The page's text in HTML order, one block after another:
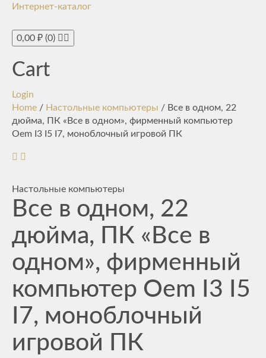
Интернет-каталог
0,00 ₽ (0)
Cart
Login
Home / Настольные компьютеры / Все в одном, 22
дюйма, ПК «Все в одном», фирменный компьютер
Oem I3 I5 I7, моноблочный игровой ПК
Настольные компьютеры
Все в одном, 22
дюйма, ПК «Все в
одном», фирменный
компьютер Oem I3 I5
I7, моноблочный
игровой ПК